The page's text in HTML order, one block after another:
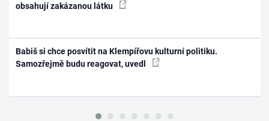
obsahují zakázanou látku
Babiš si chce posvítit na Klempířovu kulturní politiku.
Samozřejmě budu reagovat, uvedl